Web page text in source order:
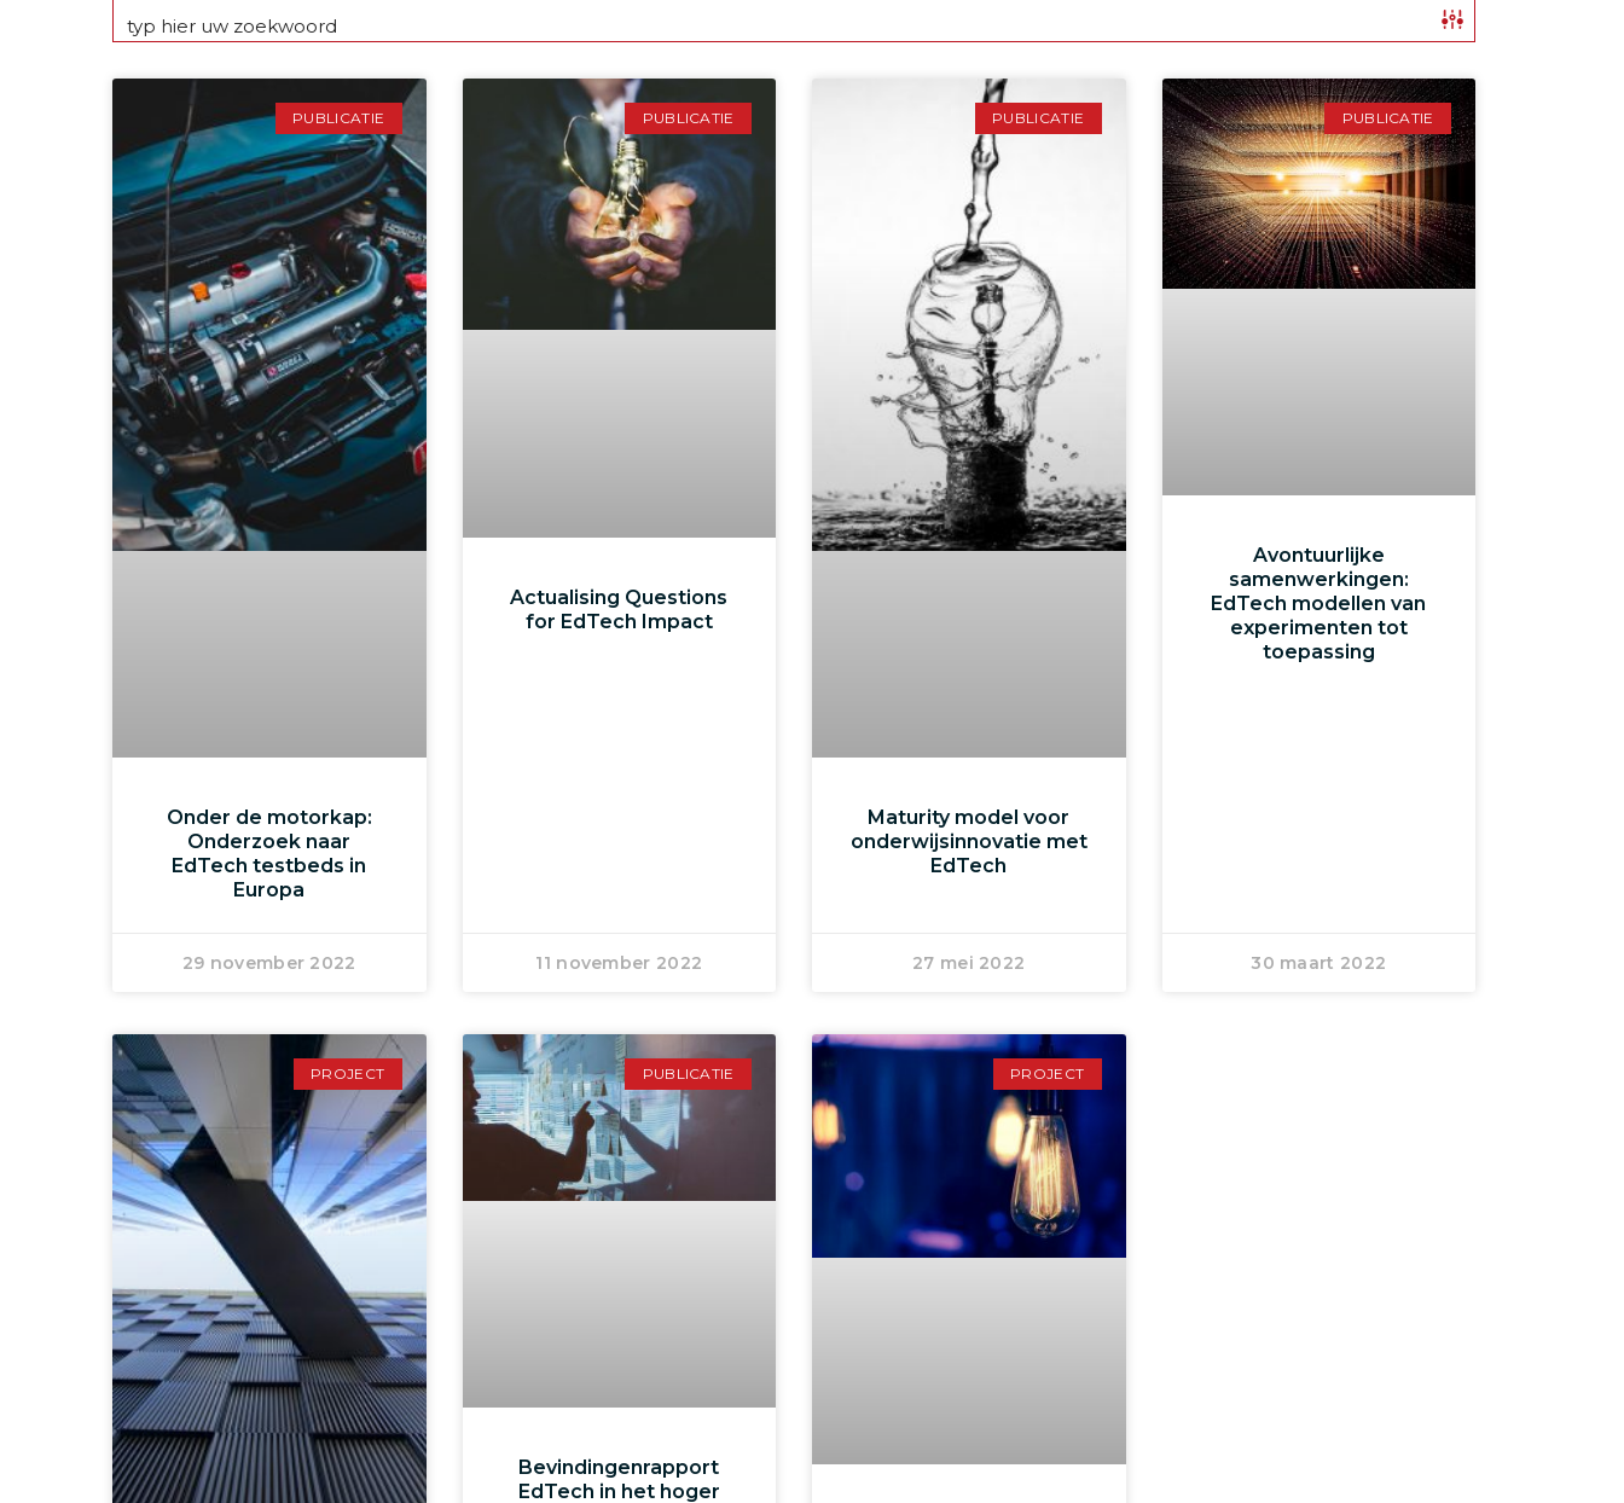
PUBLICATIE
Onder de motorkap:
Onderzoek naar
EdTech testbeds in
Europa
29 november 2022
PUBLICATIE
Actualising Questions
for EdTech Impact
11 november 2022
PUBLICATIE
Maturity model voor
onderwijsinnovatie met
EdTech
27 mei 2022
PUBLICATIE
Avontuurlijke
samenwerkingen:
EdTech modellen van
experimenten tot
toepassing
30 maart 2022
PROJECT PUBLICATIE
Bevindingenrapport
EdTech in het hoger
PROJECT